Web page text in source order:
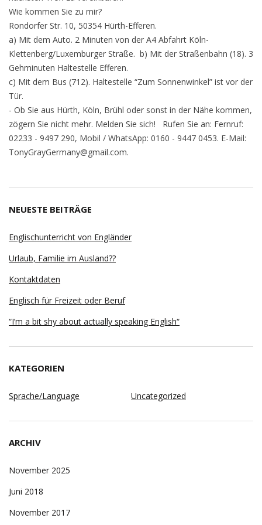
Wie kommen Sie zu mir?
Rondorfer Str. 10, 50354 Hürth-Efferen.
a) Mit dem Auto. 2 Minuten von der A4 Abfahrt Köln-
Klettenberg/Luxemburger Straße. b) Mit der Straßenbahn (18). 3
Gehminuten Haltestelle Efferen.
c) Mit dem Bus (712). Haltestelle “Zum Sonnenwinkel” ist vor der
Tür.
- Ob Sie aus Hürth, Köln, Brühl oder sonst in der Nähe kommen,
zögern Sie nicht mehr. Melden Sie sich! Rufen Sie an: Fernruf:
02233 - 9497 290, Mobil / WhatsApp: 0160 - 9447 0453. E-Mail:
TonyGrayGermany@gmail.com.
NEUESTE BEITRÄGE
Englischunterricht von Engländer
Urlaub, Familie im Ausland??
Kontaktdaten
Englisch für Freizeit oder Beruf
“I’m a bit shy about actually speaking English“
KATEGORIEN
Sprache/Language Uncategorized
ARCHIV
November 2025
Juni 2018
November 2017